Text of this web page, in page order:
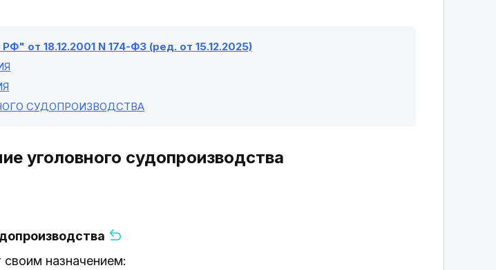
от 18.12.2001 N 174-ФЗ (ред. от 15.12.2025)
СУДОПРОИЗВОДСТВА
уголовного судопроизводства
своим назначением: